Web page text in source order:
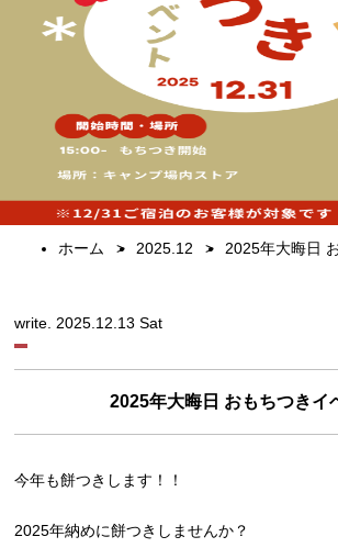
ホーム 2025.12 2025年大晦日
write. 2025.12.13 Sat
2025年大晦日 おもちつきイ
今年も餅つきします！！
2025年納めに餅つきしませんか？